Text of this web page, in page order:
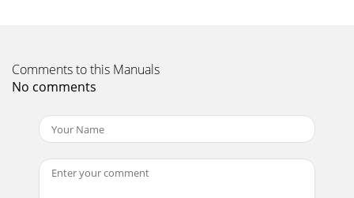
Comments to this Manuals
No comments